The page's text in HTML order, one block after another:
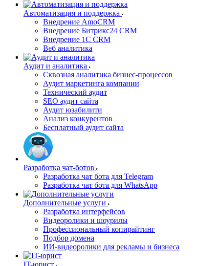
Автоматизация и поддержка
Внедрение AmoCRM
Внедрение Битрикс24 CRM
Внедрение 1C CRM
Веб аналитика
Аудит и аналитика
Сквозная аналитика бизнес-процессов
Аудит маркетинга компании
Технический аудит
SEO аудит сайта
Аудит юзабилити
Анализ конкурентов
Бесплатный аудит сайта
Разработка чат-ботов
Разработка чат бота для Telegram
Разработка чат бота для WhatsApp
Дополнительные услуги
Разработка интерфейсов
Видеоролики и шоурилы
Профессиональный копирайтинг
Подбор домена
ИИ-видеоролики для рекламы и бизнеса
IT-юрист